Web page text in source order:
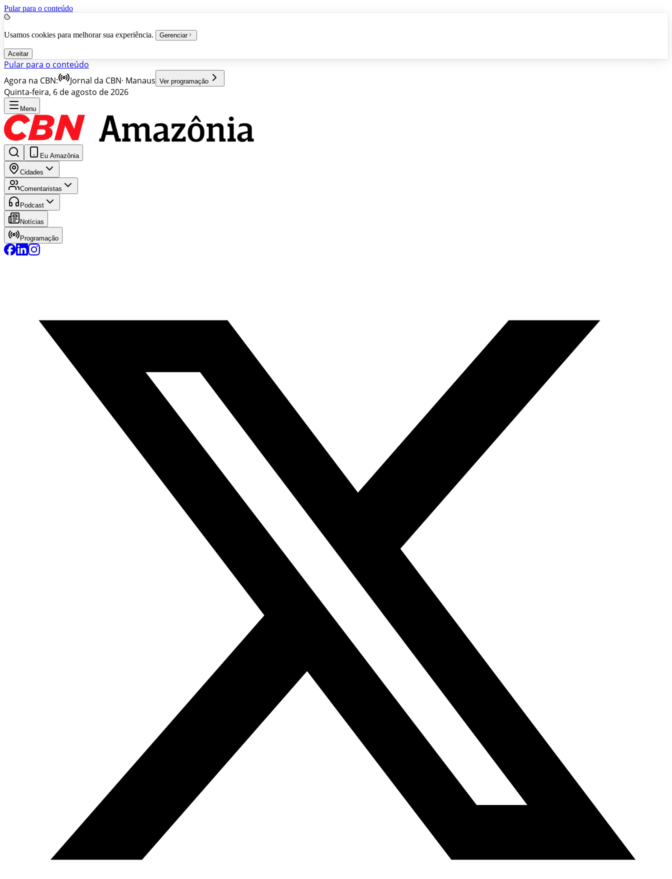
Pular para o conteúdo
Usamos cookies para melhorar sua experiência. Gerenciar
Aceitar
Pular para o conteúdo
Agora na CBN:
Jornal da CBN· Manaus Ver programação
Quinta-feira, 6 de agosto de 2026
Menu
Eu Amazônia
Cidades
Comentaristas
Podcast
Notícias
Programação